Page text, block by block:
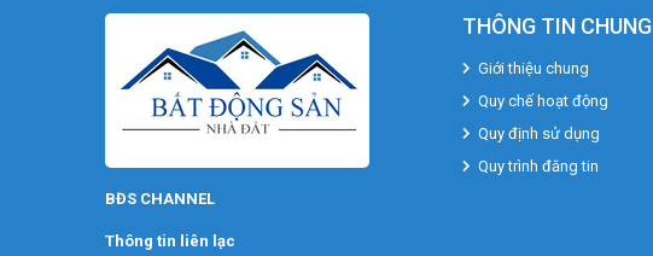
BĐS CHANNEL
Thông tin liên lạc
THÔNG TIN CHUNG
Giới thiệu chung
Quy chế hoạt động
Quy định sử dụng
Quy trình đăng tin